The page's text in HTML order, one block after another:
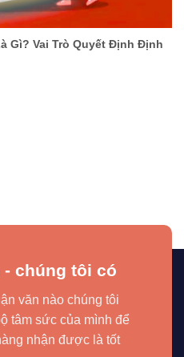
Gì? Vai Trò Quyết Định Định
- chúng tôi có
văn nào chúng tôi
tâm sức của mình để
nhận được là tốt